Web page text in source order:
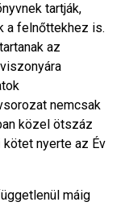
tartják,
a felnőttekhez is.
az
nemcsak
közel ötszáz
nyerte az Év
máig